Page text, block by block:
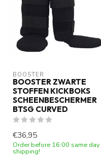
BOOSTER
BOOSTER ZWARTE
STOFFEN KICKBOKS
SCHEENBESCHERMER
BTSG CURVED
€36,95
Order before 16:00 same day
shipping!